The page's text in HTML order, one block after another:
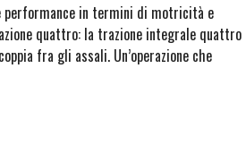
performance in termini di motricità e
quattro: la trazione integrale quattro
fra gli assali. Un’operazione che